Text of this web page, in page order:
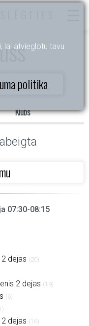
lai atvieglotu tavu
politika
Klubs
07:30-08:15
dejas (20)
2 dejas (19)
(6)
dejas (16)